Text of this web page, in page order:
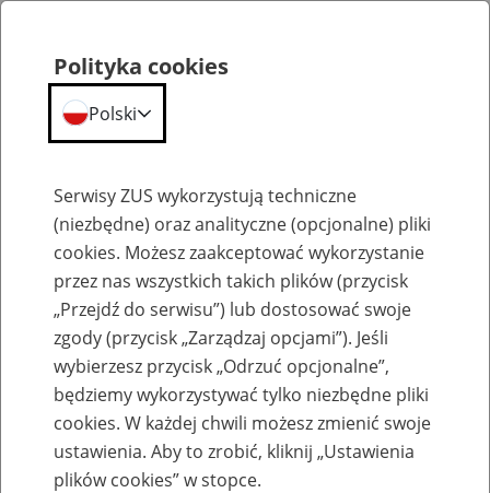
Szkolenia
Zaproś ZUS do siebie: eZUS, wizyty
rezerwowane, e-wizyty, Aktywni 50+
Polityka cookies
Polski
Serwisy ZUS wykorzystują techniczne
(niezbędne) oraz analityczne (opcjonalne) pliki
cookies. Możesz zaakceptować wykorzystanie
przez nas wszystkich takich plików (przycisk
„Przejdź do serwisu”) lub dostosować swoje
zgody (przycisk „Zarządzaj opcjami”). Jeśli
wybierzesz przycisk „Odrzuć opcjonalne”,
będziemy wykorzystywać tylko niezbędne pliki
cookies. W każdej chwili możesz zmienić swoje
ustawienia. Aby to zrobić, kliknij „Ustawienia
plików cookies” w stopce.